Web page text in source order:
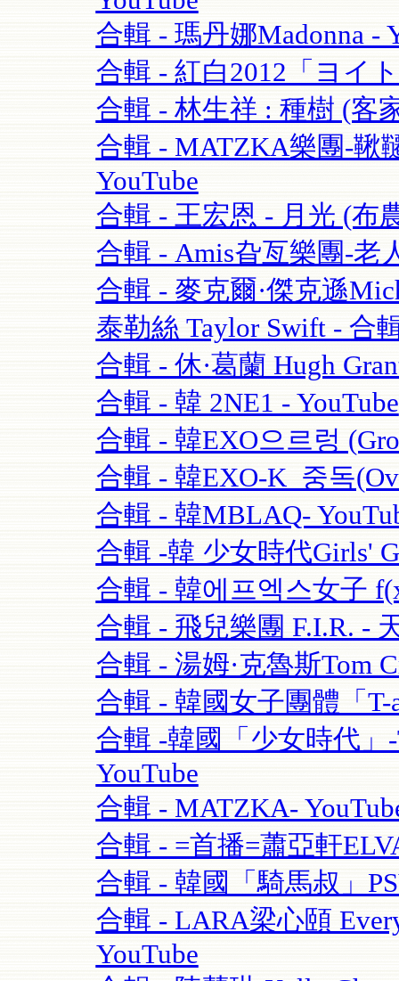
合輯 - 瑪丹娜Madonna -
合輯 - 紅白2012「ヨイ
合輯 - 林生祥 : 種樹 (客
合輯 - MATZKA樂團-鞦
YouTube
合輯 - 王宏恩 - 月光 (布
合輯 - Amis旮亙樂團-老
合輯 - 麥克爾·傑克遜
泰勒絲 Taylor Swift - 合
合輯 - 休·葛蘭 Hugh
合輯 - 韓 2NE1 - YouTube
合輯 - 韓EXO으르렁
合輯 - 韓EXO-K_중독
合輯 - 韓MBLAQ-
合輯 -韓 少女時代Girls'
合輯 - 韓에프엑스女子
合輯 - 飛兒樂團 F.I.R. -
合輯 - 湯姆·克魯斯Tom
合輯 - 韓國女子團體「T-
合輯 -韓國「少女時代」
YouTube
合輯 - MATZKA-
合輯 - =首播=蕭亞軒
合輯 - 韓國「騎馬叔」
合輯 - LARA梁心頤
YouTube